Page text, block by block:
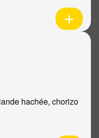
hachée, chorizo